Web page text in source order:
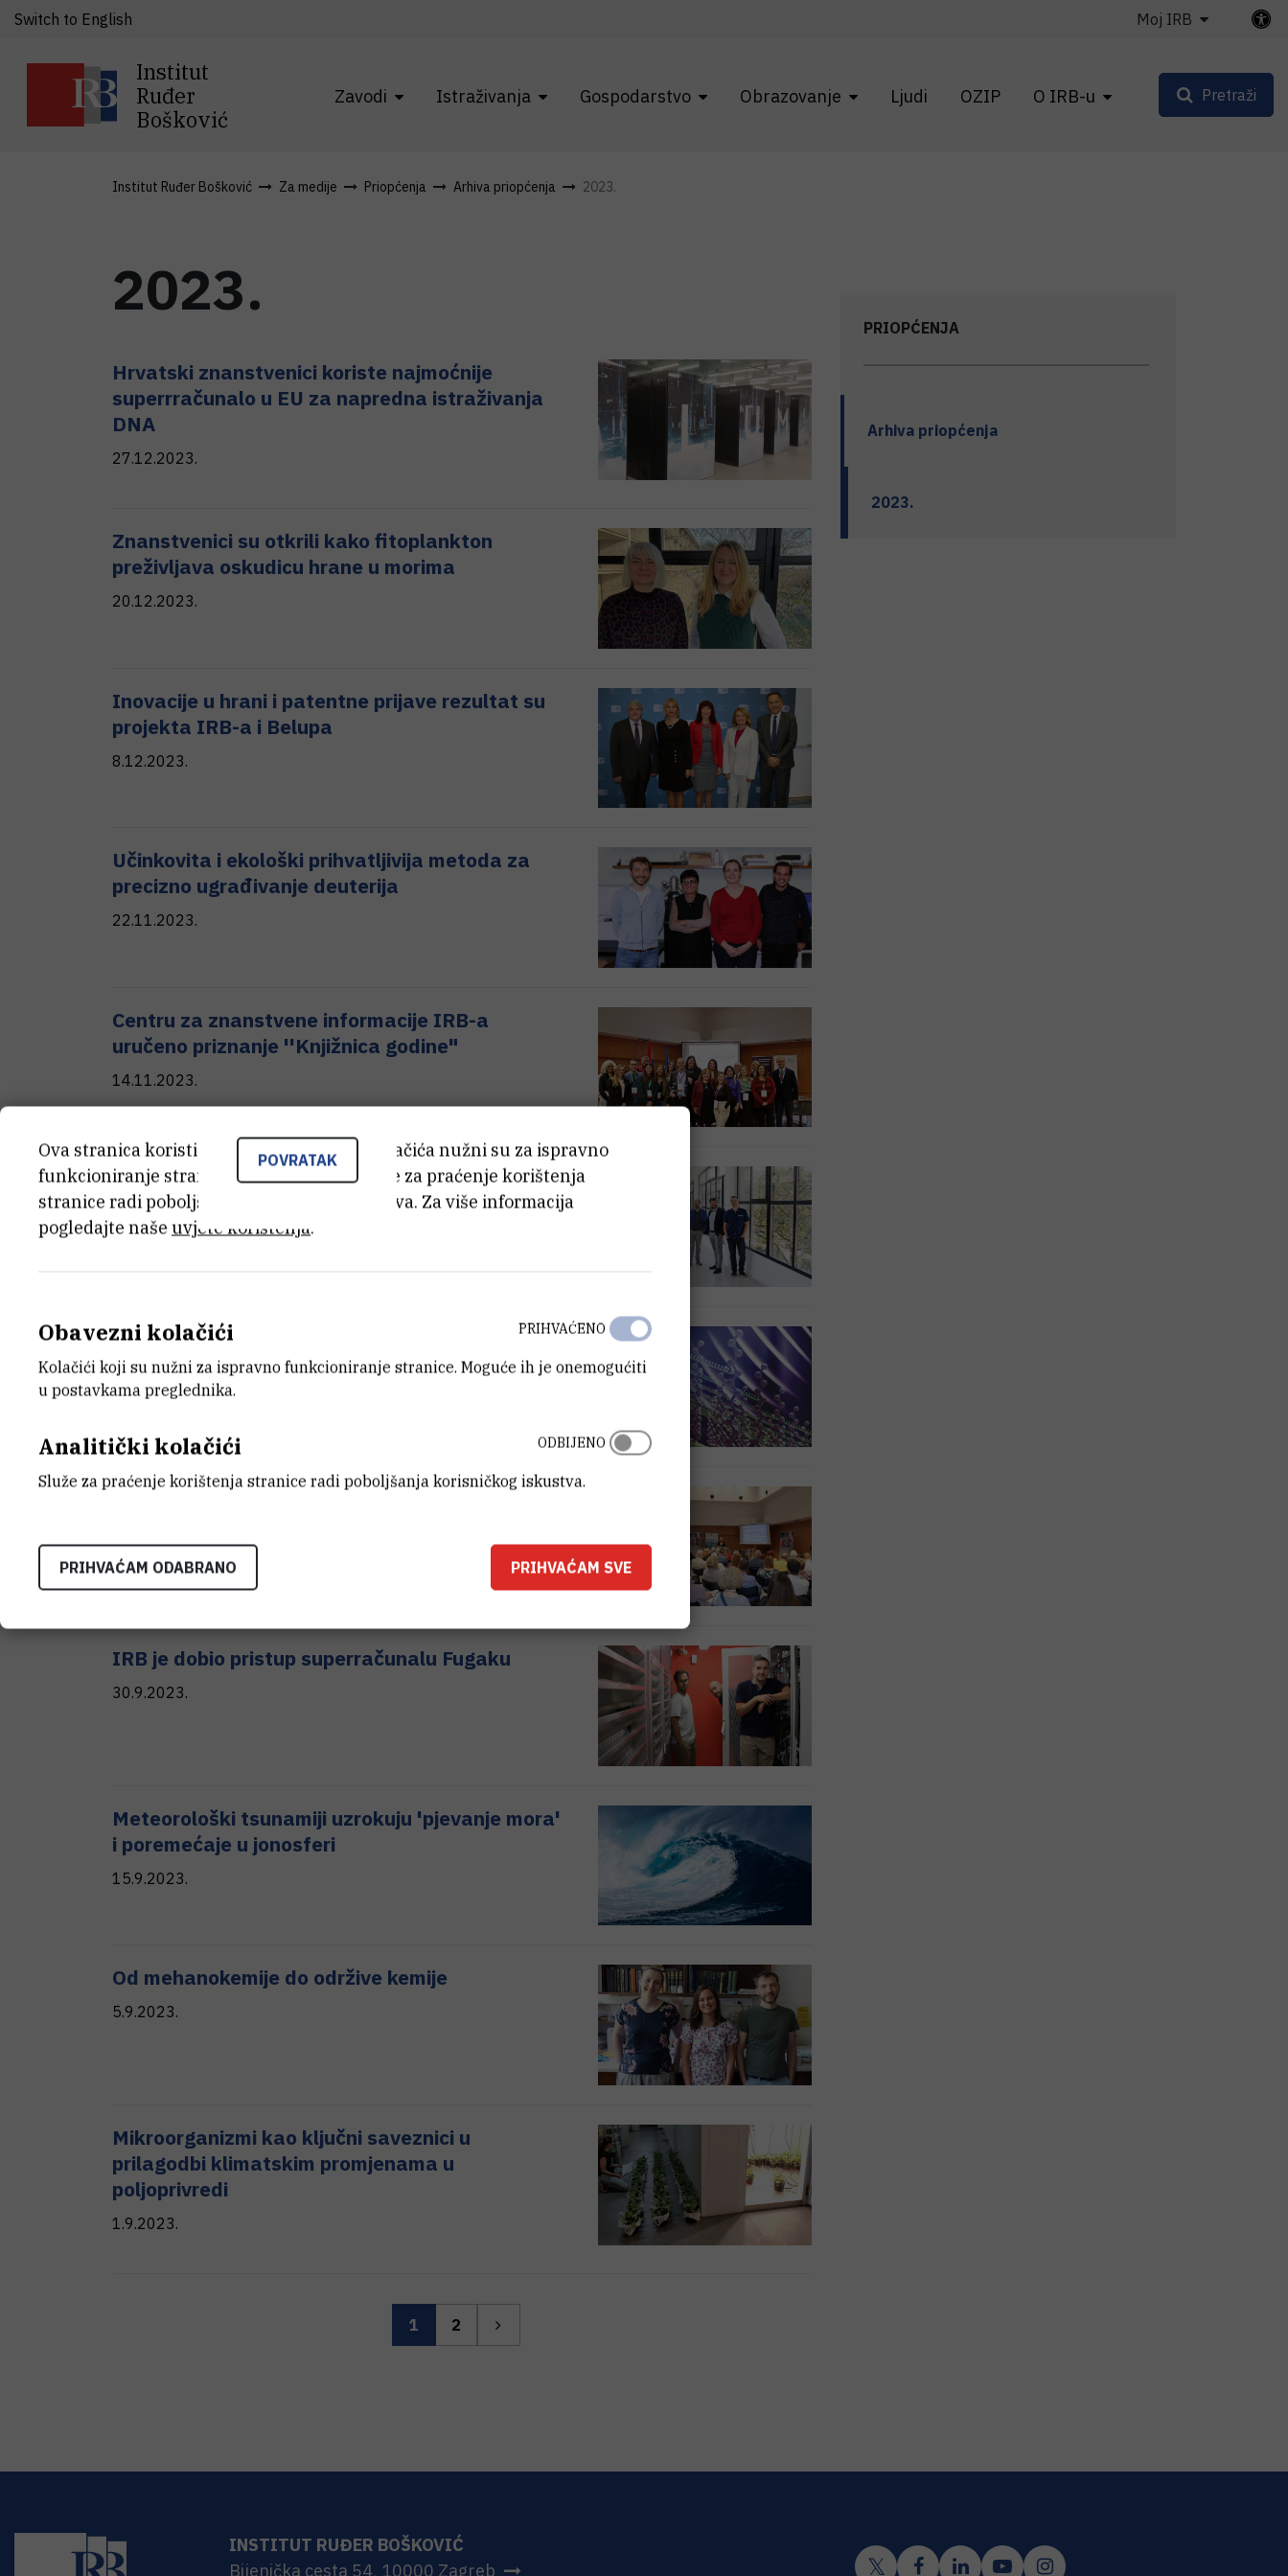
Institut
Ruđer
Bošković
Zavodi Istraživanja Gospodarstvo Obrazovanje Ljudi OZIP O IRB-u
Switch to English Moj IRB
Pretraži
Institut Ruđer Bošković Za medije Priopćenja Arhiva priopćenja 2023.
2023.
Hrvatski znanstvenici koriste najmoćnije
superrračunalo u EU za napredna istraživanja
DNA
27.12.2023.
Znanstvenici su otkrili kako fitoplankton
preživljava oskudicu hrane u morima
20.12.2023.
Inovacije u hrani i patentne prijave rezultat su
projekta IRB-a i Belupa
8.12.2023.
Učinkovita i ekološki prihvatljivija metoda za
precizno ugrađivanje deuterija
22.11.2023.
Centru za znanstvene informacije IRB-a
uručeno priznanje ''Knjižnica godine"
14.11.2023.
Rasvjetljavanje kvantne zagonetke
7.11.2023.
Nova nanoprevlaka za funkcionalizaciju
površine materijala
20.10.2023.
Biomolekule iz Jadrana za inovacije u industriji
IRB je dobio pristup superračunalu Fugaku
30.9.2023.
Meteorološki tsunamiji uzrokuju 'pjevanje mora'
i poremećaje u jonosferi
15.9.2023.
Od mehanokemije do održive kemije
5.9.2023.
Mikroorganizmi kao ključni saveznici u
prilagodbi klimatskim promjenama u
poljoprivredi
1.9.2023.
1 2
PRIOPĆENJA
Arhiva priopćenja
2023.
INSTITUT RUĐER BOŠKOVIĆ
Bijenička cesta 54, 10000 Zagreb
POVRATAK
Ova stranica koristi kolačiće. Neki od tih kolačića nužni su za ispravno
funkcioniranje stranice, dok se drugi koriste za praćenje korištenja
stranice radi poboljšanja korisničkog iskustva. Za više informacija
pogledajte naše uvjete korištenja.
Obavezni kolačići
Kolačići koji su nužni za ispravno funkcioniranje stranice. Moguće ih je onemogućiti
u postavkama preglednika.
PRIHVAĆENO
Analitički kolačići
Služe za praćenje korištenja stranice radi poboljšanja korisničkog iskustva.
ODBIJENO
PRIHVAĆAM ODABRANO PRIHVAĆAM SVE